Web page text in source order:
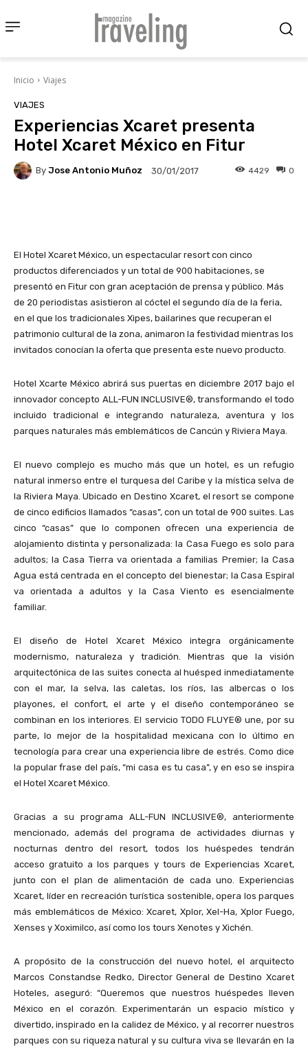
Inicio Viajes
VIAJES
Experiencias Xcaret presenta
Hotel Xcaret México en Fitur
By Jose Antonio Muñoz 30/01/2017 0
4429
El Hotel Xcaret México, un espectacular resort con cinco
productos diferenciados y un total de 900 habitaciones, se
presentó en Fitur con gran aceptación de prensa y público. Más
de 20 periodistas asistieron al cóctel el segundo día de la feria,
en el que los tradicionales Xipes, bailarines que recuperan el
patrimonio cultural de la zona, animaron la festividad mientras los
invitados conocían la oferta que presenta este nuevo producto.
Hotel Xcarte México abrirá sus puertas en diciembre 2017 bajo el
innovador concepto ALL-FUN INCLUSIVE®, transformando el todo
incluido tradicional e integrando naturaleza, aventura y los
parques naturales más emblemáticos de Cancún y Riviera Maya.
El nuevo complejo es mucho más que un hotel, es un refugio
natural inmerso entre el turquesa del Caribe y la mística selva de
la Riviera Maya. Ubicado en Destino Xcaret, el resort se compone
de cinco edificios llamados “casas”, con un total de 900 suites. Las
cinco “casas” que lo componen ofrecen una experiencia de
alojamiento distinta y personalizada: la Casa Fuego es solo para
adultos; la Casa Tierra va orientada a familias Premier; la Casa
Agua está centrada en el concepto del bienestar; la Casa Espiral
va orientada a adultos y la Casa Viento es esencialmente
familiar.
El diseño de Hotel Xcaret México integra orgánicamente
modernismo, naturaleza y tradición. Mientras que la visión
arquitectónica de las suites conecta al huésped inmediatamente
con el mar, la selva, las caletas, los ríos, las albercas o los
playones, el confort, el arte y el diseño contemporáneo se
combinan en los interiores. El servicio TODO FLUYE® une, por su
parte, lo mejor de la hospitalidad mexicana con lo último en
tecnología para crear una experiencia libre de estrés. Como dice
la popular frase del país, “mi casa es tu casa”, y en eso se inspira
el Hotel Xcaret México.
Gracias a su programa ALL-FUN INCLUSIVE®, anteriormente
mencionado, además del programa de actividades diurnas y
nocturnas dentro del resort, todos los huéspedes tendrán
acceso gratuito a los parques y tours de Experiencias Xcaret,
junto con el plan de alimentación de cada uno. Experiencias
Xcaret, líder en recreación turística sostenible, opera los parques
más emblemáticos de México: Xcaret, Xplor, Xel-Ha, Xplor Fuego,
Xenses y Xoximilco, así como los tours Xenotes y Xichén.
A propósito de la construcción del nuevo hotel, el arquitecto
Marcos Constandse Redko, Director General de Destino Xcaret
Hoteles, aseguró: “Queremos que nuestros huéspedes lleven
México en el corazón. Experimentarán un espacio místico y
divertido, inspirado en la calidez de México, y al recorrer nuestros
parques con su riqueza natural y su cultura viva se llevarán en la